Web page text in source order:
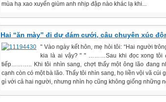
mùa hạ xao xuyến giùm anh nhịp đập nào khác lạ khi...
Hai “ăn mày” đi dự đám cưới, câu chuyện xúc
" Vào ngày kết hôn, mẹ hỏi tôi: “Hai người
kia là ai vậy? " " ………Sau khi đọc xong tôi
tiếp……….. Khi tôi nhìn sang, chợt thấy một ông lão đang
cạnh còn có một bà lão. Thấy tôi nhìn sang, họ liền vội vã cúi
gì với cả hai người, nhưng nhìn họ cũng không giống những